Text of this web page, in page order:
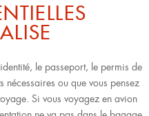
le passeport, le permis de
nécessaires ou que vous pensez
Si vous voyagez en avion